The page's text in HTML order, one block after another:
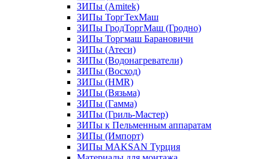
ЗИПы (Amitek)
ЗИПы ТоргТехМаш
ЗИПы ГродТоргМаш (Гродно)
ЗИПы Торгмаш Барановичи
ЗИПы (Атеси)
ЗИПы (Водонагреватели)
ЗИПы (Восход)
ЗИПы (HMR)
ЗИПы (Вязьма)
ЗИПы (Гамма)
ЗИПы (Гриль-Мастер)
ЗИПы к Пельменным аппаратам
ЗИПы (Импорт)
ЗИПы MAKSAN Турция